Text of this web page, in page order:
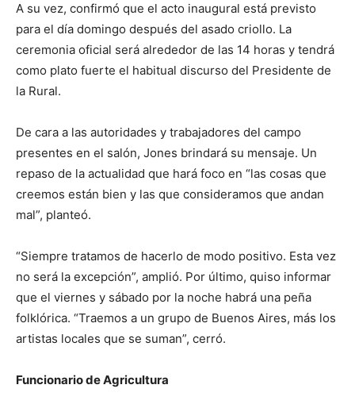
A su vez, confirmó que el acto inaugural está previsto
para el día domingo después del asado criollo. La
ceremonia oficial será alrededor de las 14 horas y tendrá
como plato fuerte el habitual discurso del Presidente de
la Rural.
De cara a las autoridades y trabajadores del campo
presentes en el salón, Jones brindará su mensaje. Un
repaso de la actualidad que hará foco en “las cosas que
creemos están bien y las que consideramos que andan
mal”, planteó.
“Siempre tratamos de hacerlo de modo positivo. Esta vez
no será la excepción”, amplió. Por último, quiso informar
que el viernes y sábado por la noche habrá una peña
folklórica. “Traemos a un grupo de Buenos Aires, más los
artistas locales que se suman”, cerró.
Funcionario de Agricultura